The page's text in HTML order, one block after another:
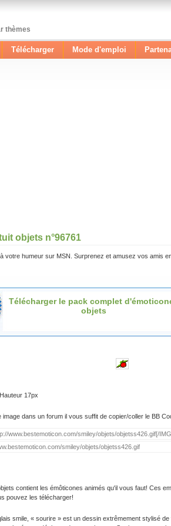
thèmes
Télécharger Mode d'emploi
objets n°96761
votre humeur sur MSN. Surprenez et amusez vos amis
Télécharger le pack complet
objets
17px
image dans un forum il vous suffit de copier/coller le BB
contient les émôticones animés qu'il vous faut! Ces
pouvez les télécharger!
smile, « sourire » est un dessin extrêmement stylisé